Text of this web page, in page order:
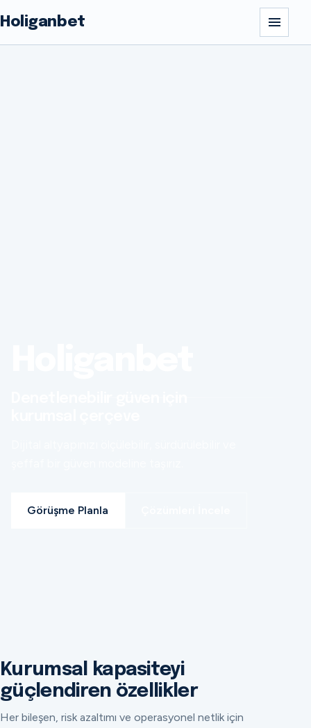
Holiganbet
Görüşme Planla
Kurumsal kapasiteyi
güçlendiren özellikler
Her bileşen, risk azaltımı ve operasyonel netlik için